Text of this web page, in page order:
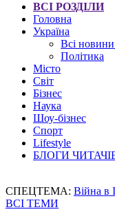
ВСІ РОЗДІЛИ
Головна
Україна
Всі новини
Політика
Місто
Світ
Бізнес
Наука
Шоу-бізнес
Спорт
Lifestyle
БЛОГИ
СПЕЦТЕМА: Війна в
ВСІ ТЕМИ